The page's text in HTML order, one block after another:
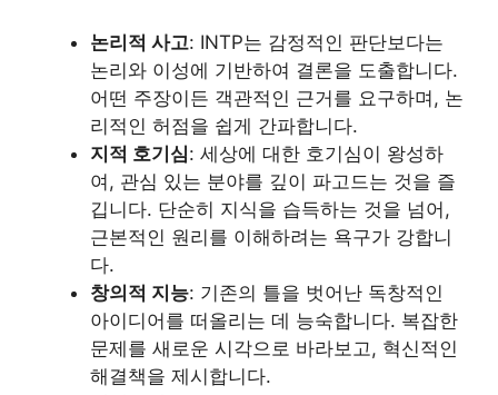
논리적 사고: INTP는 감정적인 판단보다는
논리와 이성에 기반하여 결론을 도출합니다.
어떤 주장이든 객관적인 근거를 요구하며, 논
리적인 허점을 쉽게 간파합니다.
지적 호기심: 세상에 대한 호기심이 왕성하
여, 관심 있는 분야를 깊이 파고드는 것을 즐
깁니다. 단순히 지식을 습득하는 것을 넘어,
근본적인 원리를 이해하려는 욕구가 강합니
다.
창의적 지능: 기존의 틀을 벗어난 독창적인
아이디어를 떠올리는 데 능숙합니다. 복잡한
문제를 새로운 시각으로 바라보고, 혁신적인
해결책을 제시합니다.